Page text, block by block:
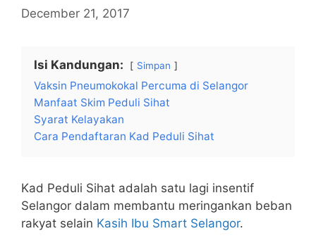
December 21, 2017
Isi Kandungan: Simpan
Vaksin Pneumokokal Percuma di Selangor
Manfaat Skim Peduli Sihat
Syarat Kelayakan
Cara Pendaftaran Kad Peduli Sihat
Kad Peduli Sihat adalah satu lagi insentif
Selangor dalam membantu meringankan beban
rakyat selain Kasih Ibu Smart Selangor.